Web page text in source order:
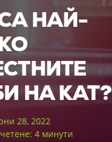
НАЙ-
НА КАТ?
28, 2022
4 минути